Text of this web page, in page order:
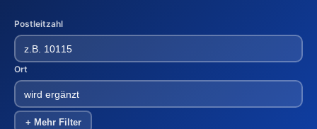
Postleitzahl
Ort
+ Mehr Filter